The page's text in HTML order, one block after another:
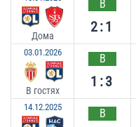
Дома
В
2:1
03.01.2026
В гостях
В
1:3
14.12.2025 В